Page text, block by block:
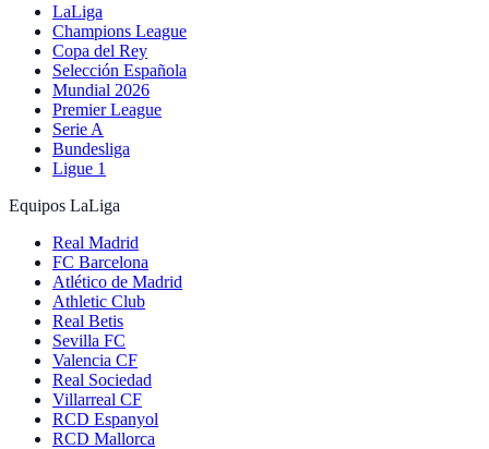
LaLiga
Champions League
Copa del Rey
Selección Española
Mundial 2026
Premier League
Serie A
Bundesliga
Ligue 1
Equipos LaLiga
Real Madrid
FC Barcelona
Atlético de Madrid
Athletic Club
Real Betis
Sevilla FC
Valencia CF
Real Sociedad
Villarreal CF
RCD Espanyol
RCD Mallorca